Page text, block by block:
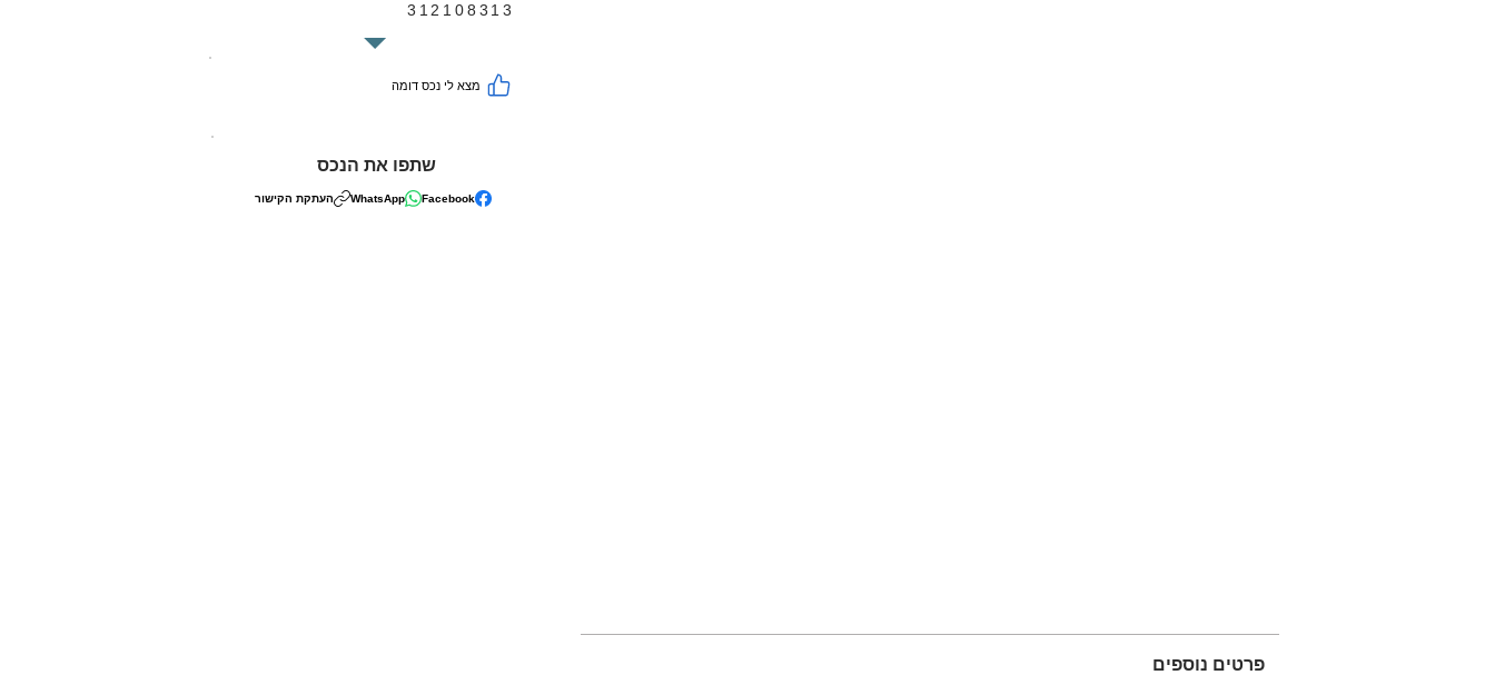
312108313
מצא לי נכס דומה
שתפו את הנכס
Facebook
WhatsApp העתקת הקישור
פרטים נוספים